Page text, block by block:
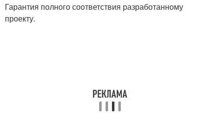
Гарантия полного соответствия разработанному
проекту.